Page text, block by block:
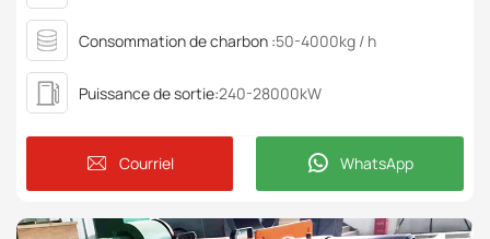
Consommation de charbon :50-4000kg / h
Puissance de sortie:240-28000kW
Courriel WhatsApp